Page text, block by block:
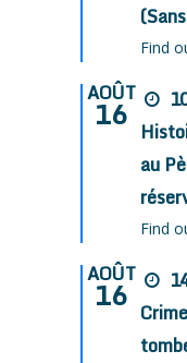
Find
AOÛT
16
au
Find
AOÛT
16